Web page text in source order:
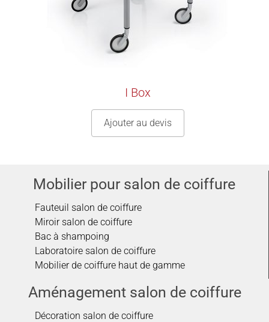
I Box
Ajouter au devis
Mobilier pour salon de coiffure
Fauteuil salon de coiffure
Miroir salon de coiffure
Bac à shampoing
Laboratoire salon de coiffure
Mobilier de coiffure haut de gamme
Aménagement salon de coiffure
Décoration salon de coiffure